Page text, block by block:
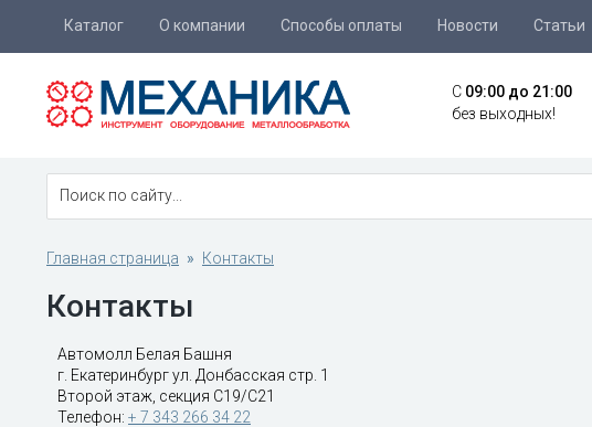
Каталог О компании Способы оплаты Новости Статьи
C 09:00 до 21:00
без выходных!
Главная страница Контакты
Контакты
Автомолл Белая Башня
г. Екатеринбург ул. Донбасская стр. 1
Второй этаж, секция С19/С21
Телефон: + 7 343 266 34 22